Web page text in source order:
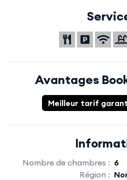
Avantages
Meilleur tarif
Nombre de chambres : 6
Région :